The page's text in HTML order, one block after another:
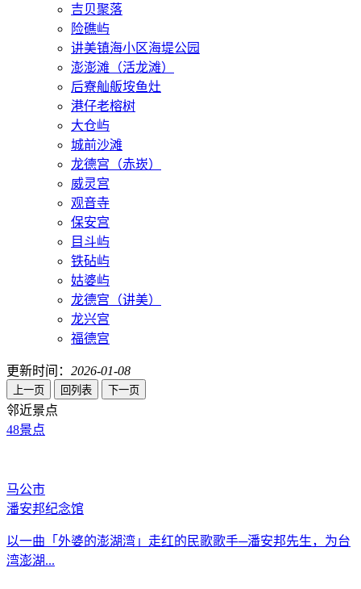
吉贝聚落
险礁屿
讲美镇海小区海堤公园
澎澎滩（活龙滩）
后寮舢舨垵鱼灶
港仔老榕树
大仓屿
城前沙滩
龙德宫（赤崁）
威灵宫
观音寺
保安宫
目斗屿
铁砧屿
姑婆屿
龙德宫（讲美）
龙兴宫
福德宫
更新时间： 2026-01-08
邻近景点
48景点
马公市
潘安邦纪念馆
以一曲「外婆的澎湖湾」走红的民歌歌手─潘安邦先生，为台
湾澎湖...